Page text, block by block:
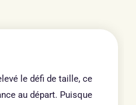
le défi de taille, ce
au départ. Puisque